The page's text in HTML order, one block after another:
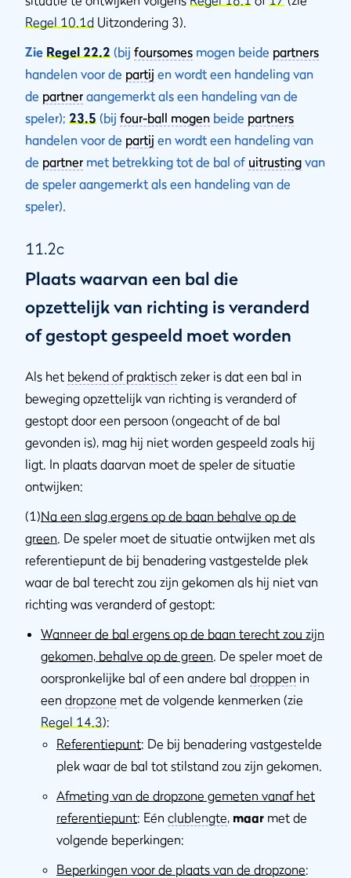
Regel 10.1d Uitzondering 3).
Zie Regel 22.2 (bij foursomes mogen beide partners
handelen voor de partij en wordt een handeling van
de partner aangemerkt als een handeling van de
speler); 23.5 (bij four-ball mogen beide partners
handelen voor de partij en wordt een handeling van
de partner met betrekking tot de bal of uitrusting van
de speler aangemerkt als een handeling van de
speler).
11.2c
Plaats waarvan een bal die
opzettelijk van richting is veranderd
of gestopt gespeeld moet worden
Als het bekend of praktisch zeker is dat een bal in
beweging opzettelijk van richting is veranderd of
gestopt door een persoon (ongeacht of de bal
gevonden is), mag hij niet worden gespeeld zoals hij
ligt. In plaats daarvan moet de speler de situatie
ontwijken:
(1)Na een slag ergens op de baan behalve op de
green. De speler moet de situatie ontwijken met als
referentiepunt de bij benadering vastgestelde plek
waar de bal terecht zou zijn gekomen als hij niet van
richting was veranderd of gestopt:
Wanneer de bal ergens op de baan terecht zou zijn
gekomen, behalve op de green. De speler moet de
oorspronkelijke bal of een andere bal droppen in
een dropzone met de volgende kenmerken (zie
Regel 14.3):
Referentiepunt: De bij benadering vastgestelde
plek waar de bal tot stilstand zou zijn gekomen.
Afmeting van de dropzone gemeten vanaf het
referentiepunt: Eén clublengte, maar met de
volgende beperkingen:
Beperkingen voor de plaats van de dropzone: